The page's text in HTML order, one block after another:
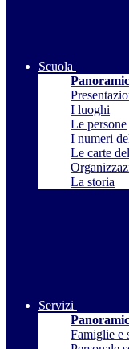
Scuola
I luoghi
Le persone
I numeri
Le carte
La storia
Servizi
Famiglie e